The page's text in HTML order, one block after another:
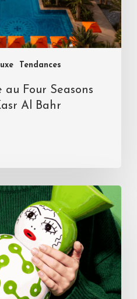
Tendances
au Four Seasons
Al Bahr